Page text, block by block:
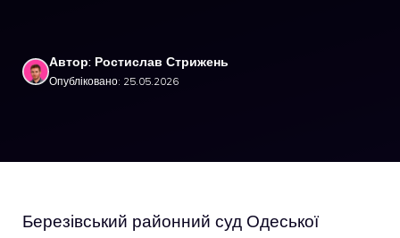
Автор: Ростислав Стрижень
Опубліковано: 25.05.2026
Березівський районний суд Одеської